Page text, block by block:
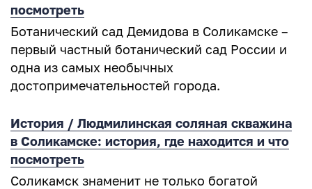
посмотреть
Ботанический сад Демидова в Соликамске –
первый частный ботанический сад России и
одна из самых необычных
достопримечательностей города.
История / Людмилинская соляная скважина
в Соликамске: история, где находится и что
посмотреть
Соликамск знаменит не только богатой